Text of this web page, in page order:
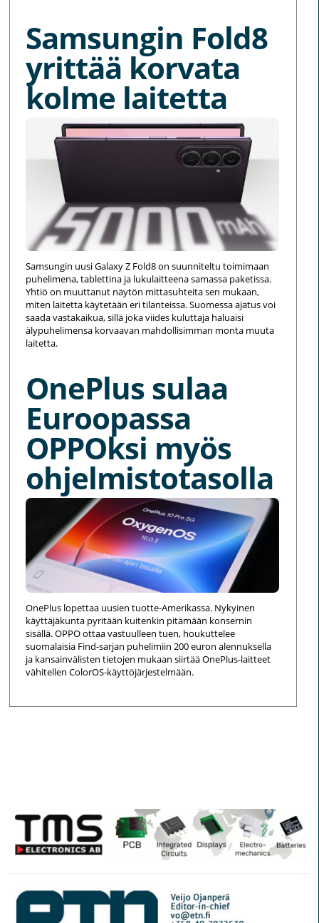
Samsungin Fold8
yrittää korvata
kolme laitetta
Samsungin uusi Galaxy Z Fold8 on suunniteltu toimimaan
puhelimena, tablettina ja lukulaitteena samassa paketissa.
Yhtiö on muuttanut näytön mittasuhteita sen mukaan,
miten laitetta käytetään eri tilanteissa. Suomessa ajatus voi
saada vastakaikua, sillä joka viides kuluttaja haluaisi
älypuhelimensa korvaavan mahdollisimman monta muuta
laitetta.
OnePlus sulaa
Euroopassa
OPPOksi myös
ohjelmistotasolla
OnePlus lopettaa uusien tuotte-Amerikassa. Nykyinen
käyttäjäkunta pyritään kuitenkin pitämään konsernin
sisällä. OPPO ottaa vastuulleen tuen, houkuttelee
suomalaisia Find-sarjan puhelimiin 200 euron alennuksella
ja kansainvälisten tietojen mukaan siirtää OnePlus-laitteet
vähitellen ColorOS-käyttöjärjestelmään.